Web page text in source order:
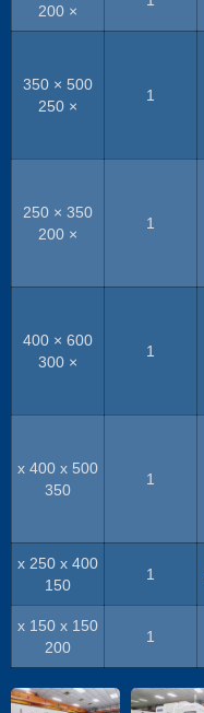
× 200
1
500 × 350
× 250
1
350 × 250
× 200
1
600 × 400
× 300
1
500 x 400 x
350
1
400 x 250 x
150
1
150 x 150 x
200